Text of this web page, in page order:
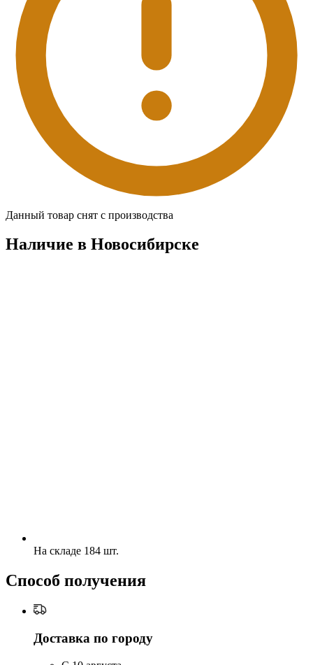
Данный товар снят с производства
Наличие в Новосибирскe
На складе 184 шт.
Способ получения
Доставка по городу